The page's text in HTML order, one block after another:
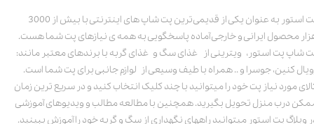
پت استور به عنوان یکی از قدیمی‌ترین پت شاپ های اینترنتی با بیش از 3000
محصول ایرانی و خارجی آماده پاسخگویی به همه ی نیازهای پت شما هست.
شاپ پت استور، ویترینی از غذای سگ و غذای گربه با برندهای معتبر مانند:
کنین، جوسرا و .. همراه با طیف وسیعی از لوازم جانبی برای پت شما است.
مورد نیاز پت خود را میتوانید با چند کلیک انتخاب کنید و در سریع ترین زمان
درب منزل تحویل بگیرید. همچنین با مطالعه مطالب و ویدیوهای آموزشی
وبلاگ پت استور میتوانید راههای نگهداری از سگ و گربه خود را آموزش ببینید.